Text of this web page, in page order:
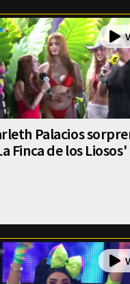
Palacios
Finca de los Liosos'